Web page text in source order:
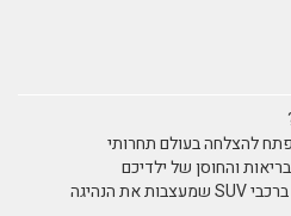
להצלחה בעולם תחרותי
והחוסן של ילדיכם
נהיגה חכמה: טכנולוגיות מתקדמות ברכבי SUV שמעצבות את הנהיגה